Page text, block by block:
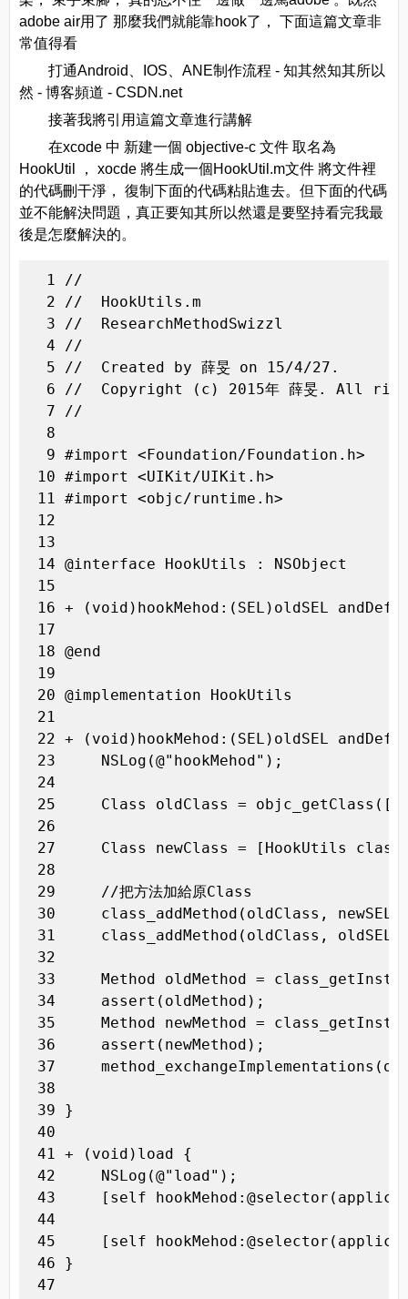
adobe air用了 那麼我們就能靠hook了， 下面這篇文章非
常值得看
打通Android、IOS、ANE制作流程 - 知其然知其所以
然 - 博客頻道 - CSDN.net
接著我將引用這篇文章進行講解
在xcode 中 新建一個 objective-c 文件 取名為
HookUtil ， xocde 將生成一個HookUtil.m文件 將文件裡
的代碼刪干淨， 復制下面的代碼粘貼進去。但下面的代碼
並不能解決問題，真正要知其所以然還是要堅持看完我最
後是怎麼解決的。
  1 //
  2 //  HookUtils.m
  3 //  ResearchMethodSwizzl
  4 //
  5 //  Created by 薛旻 on 15/4/27.
6 //  Copyright (c) 2015年 薛旻. All
  7 //
  8
  9 #import <Foundation/Foundation.h>
10 #import <UIKit/UIKit.h>
11 #import <objc/runtime.h>
12
13
14 @interface HookUtils : NSObject
15
16 + (void)hookMehod:(SEL)oldSEL
17
18 @end
19
20 @implementation HookUtils
21
22 + (void)hookMehod:(SEL)oldSEL
23     NSLog(@"hookMehod");
24
25     Class oldClass =
26
27     Class newClass = [HookUtils
28
29     //把方法加給原Class
30     class_addMethod(oldClass,
31     class_addMethod(oldClass,
32
33     Method oldMethod =
34     assert(oldMethod);
35     Method newMethod =
36     assert(newMethod);
37
38
39 }
40
41 + (void)load {
42     NSLog(@"load");
43     [self
44
45     [self
46 }
47